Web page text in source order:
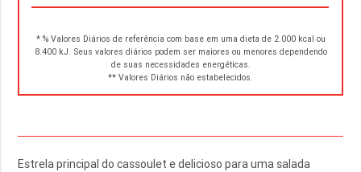
* % Valores Diários de referência com base em uma dieta de 2.000 kcal ou
8.400 kJ. Seus valores diários podem ser maiores ou menores dependendo
de suas necessidades energéticas.
** Valores Diários não estabelecidos.
Estrela principal do cassoulet e delicioso para uma salada